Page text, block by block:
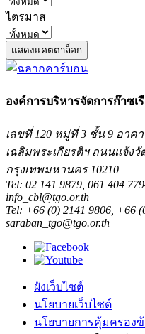
ไตรมาส
แสดงแคตตาล็อก
องค์การบริหารจัดการก๊าซ
เลขที่ 120 หมู่ที่ 3 ชั้น 9 อา
เฉลิมพระเกียรติฯ ถนนแจ้ง
กรุงเทพมหานคร 10210
Tel: 02 141 9879, 061 404
info_cbl@tgo.or.th
Tel: +66 (0) 2141 9806, +66
saraban_tgo@tgo.or.th
ผังเว็บไซต์
นโยบายเว็บไซต์
นโยบายการคุ้มครอง